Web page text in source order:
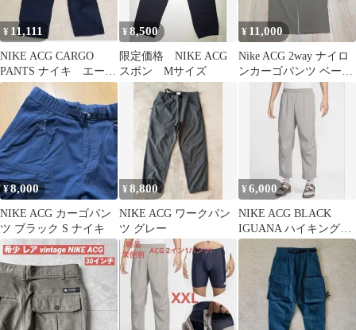
¥ 11,111
NIKE ACG CARGO
PANTS ナイキ エーシ
ージー カーゴパンツ
¥8,500
限定価格 NIKE ACG
スボン Mサイズ
¥ 11,000
Nike ACG 2way ナイロ
ンカーゴパンツ ベージ
¥8,000
NIKE ACG カーゴパン
ツ ブラック S ナイキ
¥8,800
NIKE ACG ワークパン
ツ グレー
¥6,000
NIKE ACG BLACK
IGUANA ハイキングパ
ンツ